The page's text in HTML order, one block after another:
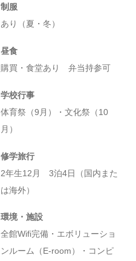
制服
あり（夏・冬）
昼食
購買・食堂あり 弁当持参可
学校行事
体育祭（9月）・文化祭（10
月）
修学旅行
2年生12月 3泊4日（国内また
は海外）
環境・施設
全館Wifi完備・エボリューショ
ンルーム（E-room）・コンピ